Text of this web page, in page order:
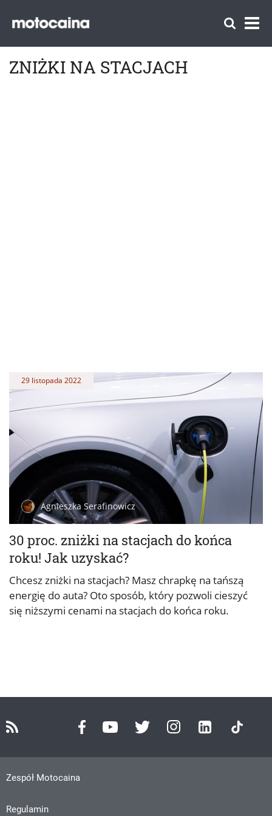
ZNIŻKI NA STACJACH
30 proc. zniżki na stacjach do końca
roku! Jak uzyskać?
29 listopada 2022
Agnieszka Serafinowicz
Chcesz zniżki na stacjach? Masz chrapkę na tańszą
energię do auta? Oto sposób, który pozwoli cieszyć
się niższymi cenami na stacjach do końca roku.
Zespół Motocaina
Regulamin